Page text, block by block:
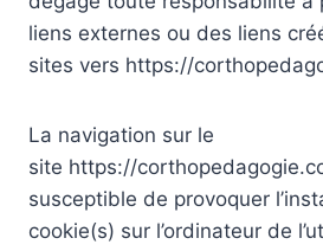
liens externes ou des liens
sites vers https://
La navigation sur le
site https://
susceptible de provoquer
cookie(s) sur l’ordinateur de